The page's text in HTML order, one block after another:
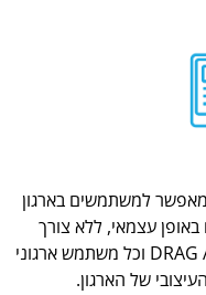
ה- Designer של מערכת PB Digital מאפשר למשתמשים בארגון
עצמאי, ללא צורך
בפיתוח. המערכת עובדת ב DRAG AND DROP וכל משתמש ארגוני
של הארגון.